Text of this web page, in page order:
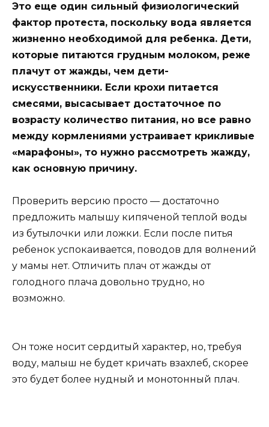
Это еще один сильный физиологический
фактор протеста, поскольку вода является
жизненно необходимой для ребенка. Дети,
которые питаются грудным молоком, реже
плачут от жажды, чем дети-
искусственники. Если крохи питается
смесями, высасывает достаточное по
возрасту количество питания, но все равно
между кормлениями устраивает крикливые
«марафоны», то нужно рассмотреть жажду,
как основную причину.
Проверить версию просто — достаточно
предложить малышу кипяченой теплой воды
из бутылочки или ложки. Если после питья
ребенок успокаивается, поводов для волнений
у мамы нет. Отличить плач от жажды от
голодного плача довольно трудно, но
возможно.
Он тоже носит сердитый характер, но, требуя
воду, малыш не будет кричать взахлеб, скорее
это будет более нудный и монотонный плач.